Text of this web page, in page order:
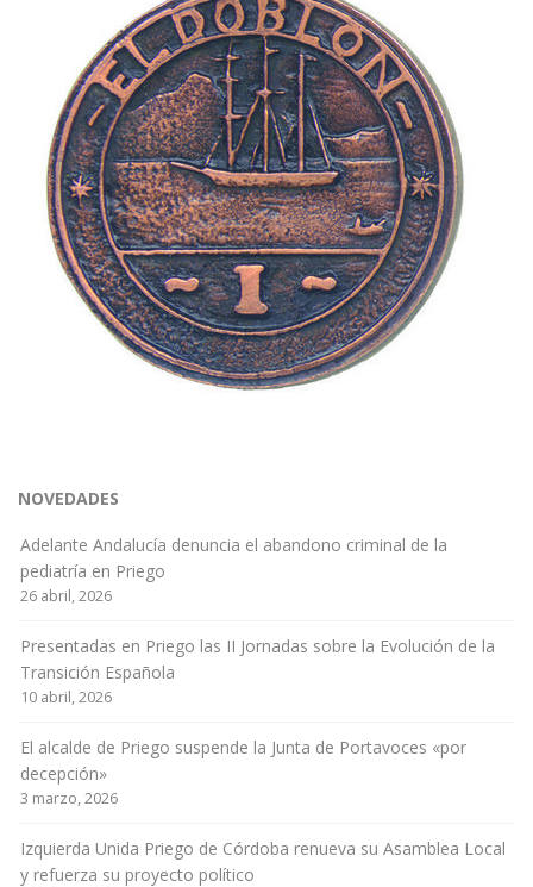
NOVEDADES
Adelante Andalucía denuncia el abandono criminal de la
pediatría en Priego
26 abril, 2026
Presentadas en Priego las II Jornadas sobre la Evolución de la
Transición Española
10 abril, 2026
El alcalde de Priego suspende la Junta de Portavoces «por
decepción»
3 marzo, 2026
Izquierda Unida Priego de Córdoba renueva su Asamblea Local
y refuerza su proyecto político